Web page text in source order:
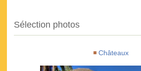
Sélection photos
Châteaux